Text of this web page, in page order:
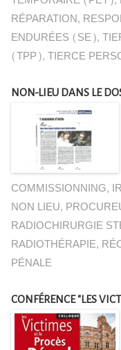
RÉPARATION,
ENDURÉES (SE),
(TPP),TIERCE
NON-LIEU DANS LE
COMMISSIONNING,
NON LIEU,
RADIOCHIRURGIE
RADIOTHÉRAPIE,
PÉNALE
CONFÉRENCE "LES